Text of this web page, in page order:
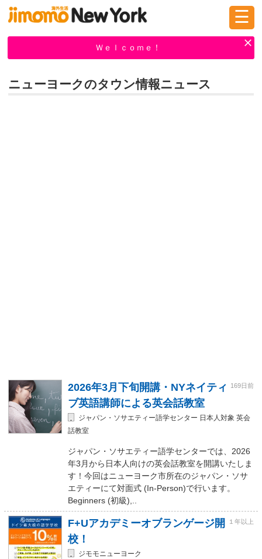
☰
Ｗｅｌｃｏｍｅ！
ニューヨークのタウン情報ニュース
2026年3月下旬開講・NYネイティ
ブ英語講師による英会話教室
169日前
ジャパン・ソサエティー語学センター 日本人対象 英会
話教室
ジャパン・ソサエティー語学センターでは、2026
年3月から日本人向けの英会話教室を開講いたしま
す！今回はニューヨーク市所在のジャパン・ソサ
エティーにて対面式 (In-Person)で行います。
Beginners (初級),..
F+Uアカデミーオブランゲージ開
校！
１年以上
ジモモニューヨーク